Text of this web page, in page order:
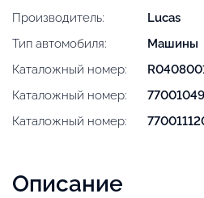
Производитель:
Lucas
Тип автомобиля:
Машины
Каталожный номер:
Каталожный номер:
Каталожный номер:
Описание